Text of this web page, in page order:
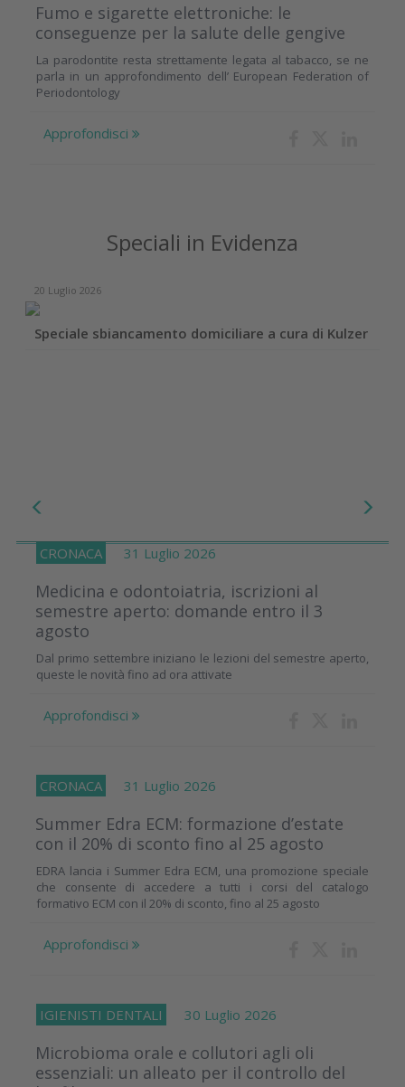
Fumo e sigarette elettroniche: le
conseguenze per la salute delle gengive
La parodontite resta strettamente legata al tabacco, se ne
parla in un approfondimento dell’ European Federation of
Periodontology
Approfondisci
Speciali in Evidenza
20 Luglio 2026
Speciale sbiancamento domiciliare a cura di Kulzer
CRONACA 31 Luglio 2026
Medicina e odontoiatria, iscrizioni al
semestre aperto: domande entro il 3
agosto
Dal primo settembre iniziano le lezioni del semestre aperto,
queste le novità fino ad ora attivate
Approfondisci
CRONACA 31 Luglio 2026
Summer Edra ECM: formazione d’estate
con il 20% di sconto fino al 25 agosto
EDRA lancia i Summer Edra ECM, una promozione speciale
che consente di accedere a tutti i corsi del catalogo
formativo ECM con il 20% di sconto, fino al 25 agosto
Approfondisci
IGIENISTI DENTALI 30 Luglio 2026
Microbioma orale e collutori agli oli
essenziali: un alleato per il controllo del